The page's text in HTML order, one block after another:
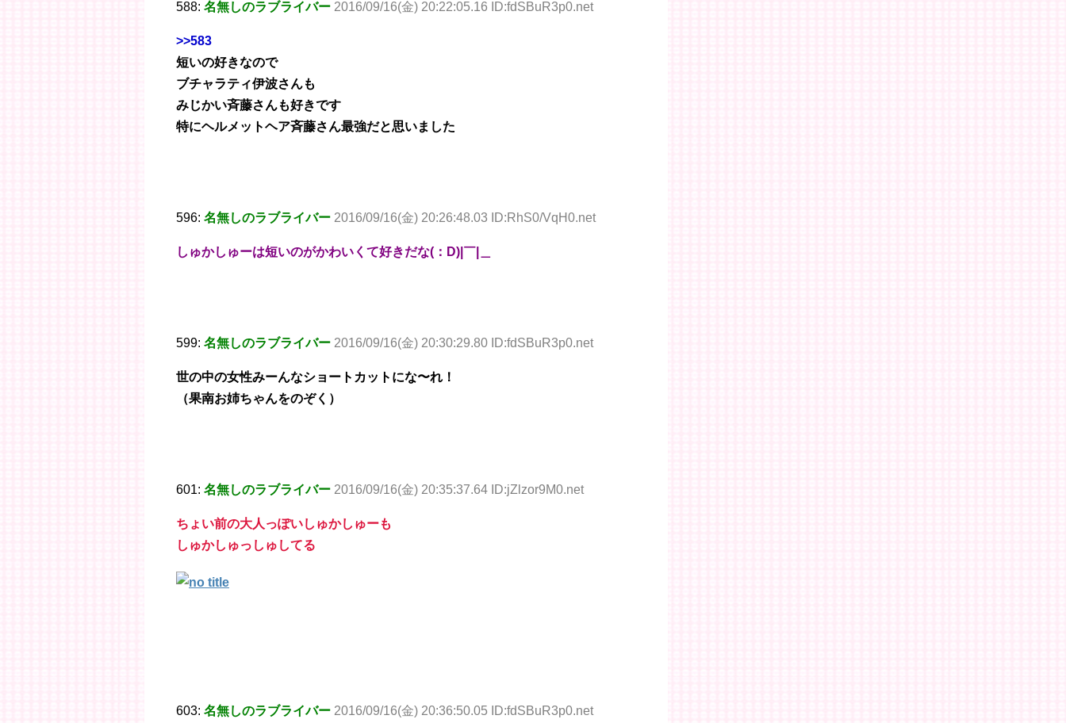
588: 名無しのラブライバー 2016/09/16(金) 20:22:05.16 ID:fdSBuR3p0.net
>>583
短いの好きなので
ブチャラティ伊波さんも
みじかい斉藤さんも好きです
特にヘルメットヘア斉藤さん最強だと思いました
596: 名無しのラブライバー 2016/09/16(金) 20:26:48.03 ID:RhS0/VqH0.net
しゅかしゅーは短いのがかわいくて好きだな(：D)|￣|＿
599: 名無しのラブライバー 2016/09/16(金) 20:30:29.80 ID:fdSBuR3p0.net
世の中の女性みーんなショートカットにな〜れ！
（果南お姉ちゃんをのぞく）
601: 名無しのラブライバー 2016/09/16(金) 20:35:37.64 ID:jZlzor9M0.net
ちょい前の大人っぽいしゅかしゅーも
しゅかしゅっしゅしてる
603: 名無しのラブライバー 2016/09/16(金) 20:36:50.05 ID:fdSBuR3p0.net